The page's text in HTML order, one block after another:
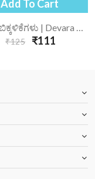
Add To Cart
₹125 ₹111